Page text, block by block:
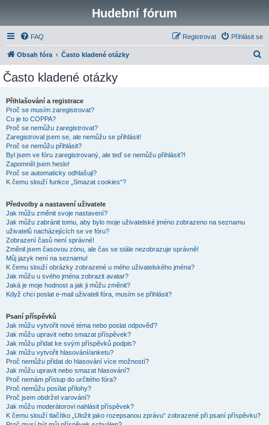
Hudební fórum
FAQ Přihlásit se
Registrovat
Obsah fóra Často kladené otázky
Často kladené otázky
Přihlašování a registrace
Proč se musím zaregistrovat?
Co je to COPPA?
Proč se nemůžu zaregistrovat?
Zaregistroval jsem se, ale nemůžu se přihlásit!
Proč se nemůžu přihlásit?
Byl jsem ve fóru zaregistrovaný, ale teď se nemůžu přihlásit?!
Zapomněl jsem heslo!
Proč se automaticky odhlašuji?
K čemu slouží funkce „Smazat cookies“?
Předvolby a nastavení uživatele
Jak můžu změnit svoje nastavení?
Jak můžu zabránit tomu, aby bylo moje uživatelské jméno zobrazeno na seznamu
uživatelů nacházejících se ve fóru?
Zobrazení časů není správné!
Změnil jsem časovou zónu, ale čas se stále nezobrazuje správně!
Můj jazyk není na seznamu!
K čemu slouží obrázky zobrazené u mého uživatelského jména?
Jak můžu u svého jména zobrazit avatar?
Jaká je moje hodnost a jak ji můžu změnit?
Když chci poslat e-mail uživateli fóra, musím se přihlásit?
Psaní příspěvků
Jak můžu vytvořit nové téma nebo poslat odpověď?
Jak můžu upravit nebo smazat příspěvek?
Jak můžu přidat ke svým příspěvků podpis?
Jak můžu vytvořit hlasování/anketu?
Proč nemůžu přidat do hlasování více možností?
Jak můžu upravit nebo smazat hlasování?
Proč nemám přístup do určitého fóra?
Proč nemůžu posílat přílohy?
Proč jsem obdržel varování?
Jak můžu moderátorovi nahlásit příspěvek?
K čemu slouží tlačítko „Uložit jako rozepsanou zprávu“ zobrazené při psaní příspěvku?